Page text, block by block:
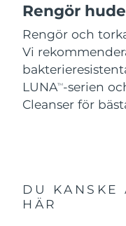
Rengör
Rengör och
Vi
LUNATM-serien
Cleanser för
DU KANSKE
HÄR